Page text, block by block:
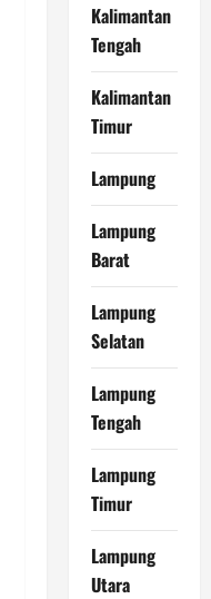
Kalimantan
Tengah
Kalimantan
Timur
Lampung
Lampung
Barat
Lampung
Selatan
Lampung
Tengah
Lampung
Timur
Lampung
Utara